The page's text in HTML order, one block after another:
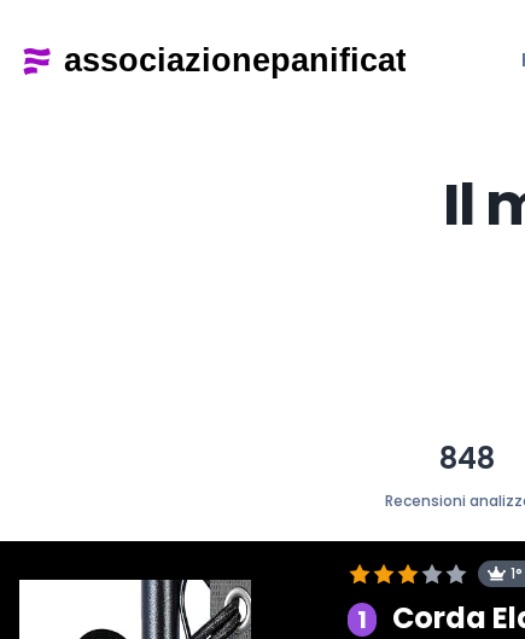
Il
848
Recensioni
1
Corda